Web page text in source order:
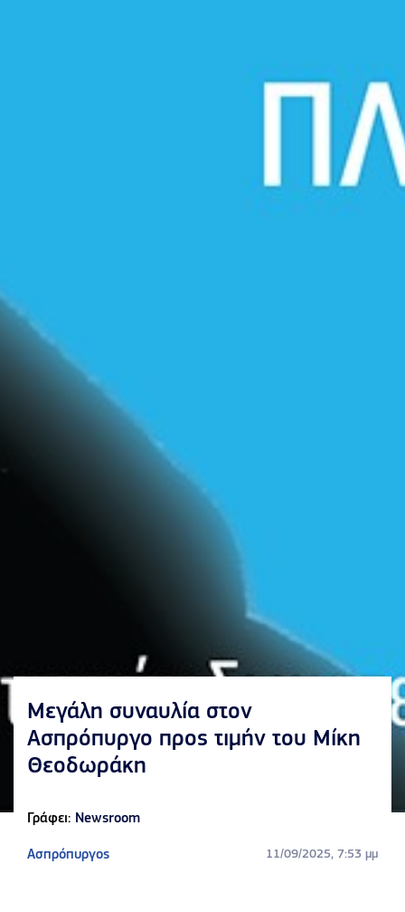
Μεγάλη συναυλία στον
Ασπρόπυργο προς τιμήν του Μίκη
Θεοδωράκη
Γράφει: Newsroom
Ασπρόπυργος 11/09/2025, 7:53 μμ